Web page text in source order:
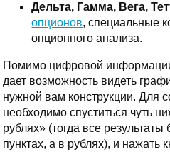
Дельта, Гамма, Вега,
опционов, специальные
опционного анализа.
Помимо цифровой
дает возможность видеть
нужной вам конструкции. Для
необходимо спуститься чуть
рублях» (тогда все результаты
пунктах, а в рублях), и нажать